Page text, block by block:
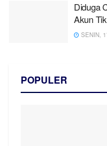
Diduga
Akun
SENIN,
POPULER